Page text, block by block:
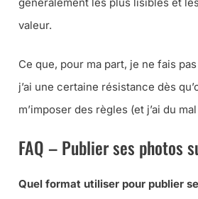
généralement les plus lisibles et
valeur.
Ce que, pour ma part, je ne fais
j’ai une certaine résistance dès
m’imposer des règles (et j’ai du
FAQ – Publier ses photos
Quel format utiliser pour publier